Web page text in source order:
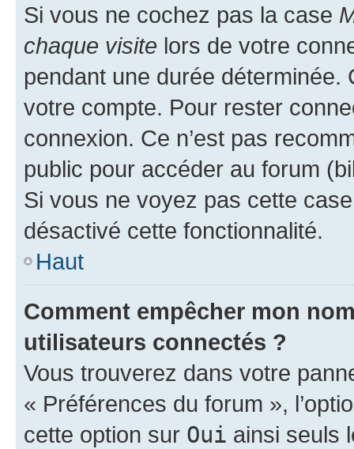
Si vous ne cochez pas la case
chaque visite lors de votre
pendant une durée déterminée.
votre compte. Pour rester
connexion. Ce n’est pas
public pour accéder au forum
Si vous ne voyez pas cette
désactivé cette fonctionnalité.
Haut
Comment empêcher mon
utilisateurs connectés ?
Vous trouverez dans votre
« Préférences du forum »,
cette option sur Oui ainsi seuls